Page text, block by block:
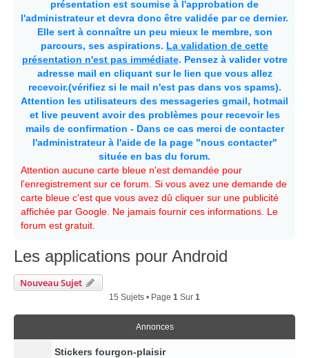
présentation est soumise à l'approbation de
l'administrateur et devra donc être validée par ce dernier.
Elle sert à connaître un peu mieux le membre, son
parcours, ses aspirations. La validation de cette
présentation n'est pas immédiate. Pensez à valider votre
adresse mail en cliquant sur le lien que vous allez
recevoir.(vérifiez si le mail n'est pas dans vos spams).
Attention les utilisateurs des messageries gmail, hotmail
et live peuvent avoir des problèmes pour recevoir les
mails de confirmation - Dans ce cas merci de contacter
l'administrateur à l'aide de la page "nous contacter"
située en bas du forum.
Attention aucune carte bleue n'est demandée pour
l'enregistrement sur ce forum. Si vous avez une demande de
carte bleue c'est que vous avez dû cliquer sur une publicité
affichée par Google. Ne jamais fournir ces informations. Le
forum est gratuit.
Les applications pour Android
Nouveau Sujet
15 Sujets • Page 1 Sur 1
Annonces
Stickers fourgon-plaisir